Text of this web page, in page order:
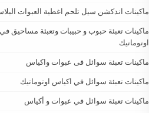
ماكينات اندكشن سيل تلحم اغطية العبوات
ماكينات تعبئة حبوب و حبيبات وتعبئة مساحيق
اوتوماتيك
ماكينات تعبئة سوائل فى عبوات واكياس
ماكينات تعبئة سوائل في اكياس اوتوماتيك
ماكينات تعبئة سوائل في عبوات و أكياس